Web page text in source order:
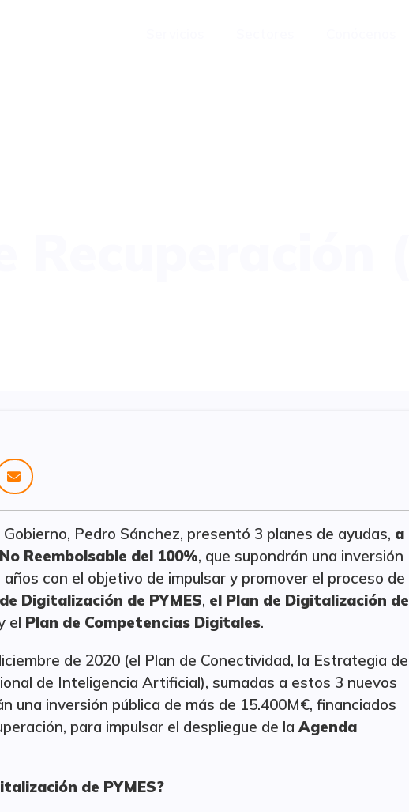
Pedro Sánchez, presentó 3 planes de ayudas, a
Reembolsable del 100%, que supondrán una inversión
con el objetivo de impulsar y promover el proceso de
Digitalización de PYMES, el Plan de Digitalización de
el Plan de Competencias Digitales.
de 2020 (el Plan de Conectividad, la Estrategia de
de Inteligencia Artificial), sumadas a estos 3 nuevos
una inversión pública de más de 15.400M€, financiados
para impulsar el despliegue de laAgenda
de PYMES?